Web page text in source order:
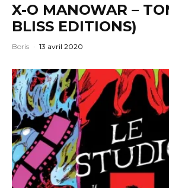
X-O MANOWAR –
BLISS EDITIONS)
Boris · 13 avril 2020